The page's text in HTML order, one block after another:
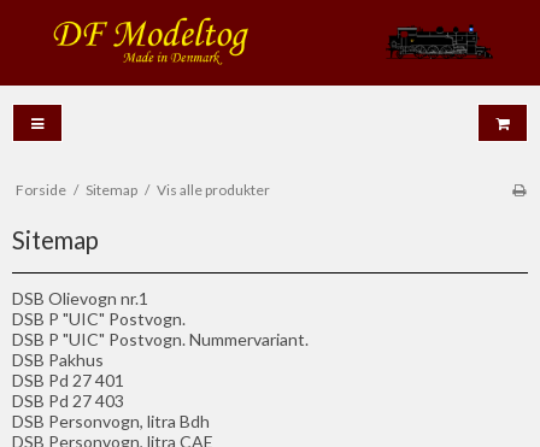
Forside / Sitemap / Vis alle produkter
Sitemap
DSB Olievogn nr.1
DSB P "UIC" Postvogn.
DSB P "UIC" Postvogn. Nummervariant.
DSB Pakhus
DSB Pd 27 401
DSB Pd 27 403
DSB Personvogn, litra Bdh
DSB Personvogn, litra CAE